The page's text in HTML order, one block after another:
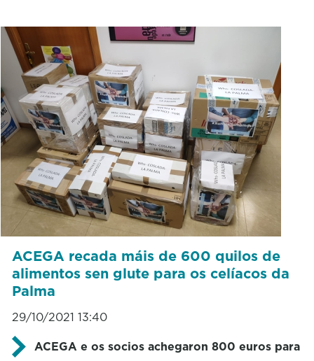
ACEGA recada máis de 600 quilos de
alimentos sen glute para os celíacos da
Palma
29/10/2021 13:40
ACEGA e os socios achegaron 800 euros para